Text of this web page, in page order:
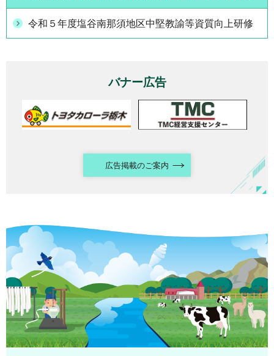
令和５年度塩谷南那須地区中堅教諭等資質向上研修
バナー広告
広告掲載のご案内